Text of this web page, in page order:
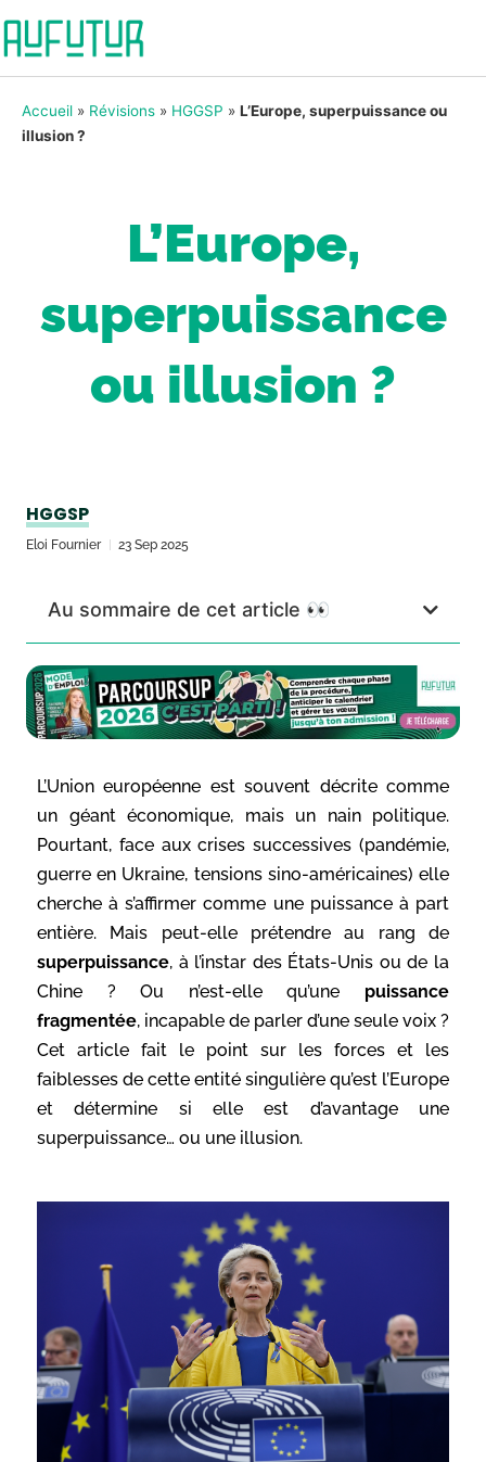
Accueil » Révisions » HGGSP » L’Europe, superpuissance ou
illusion ?
L’Europe,
superpuissance
ou illusion ?
HGGSP
Eloi Fournier 23 Sep 2025
Au sommaire de cet article 👀
L’Union européenne est souvent décrite comme
un géant économique, mais un nain politique.
Pourtant, face aux crises successives (pandémie,
guerre en Ukraine, tensions sino-américaines) elle
cherche à s’affirmer comme une puissance à part
entière. Mais peut-elle prétendre au rang de
superpuissance, à l’instar des États-Unis ou de la
Chine ? Ou n’est-elle qu’une puissance
fragmentée, incapable de parler d’une seule voix ?
Cet article fait le point sur les forces et les
faiblesses de cette entité singulière qu’est l’Europe
et détermine si elle est d’avantage une
superpuissance… ou une illusion.